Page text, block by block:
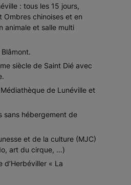
: tous les 15 jours,
Ombres chinoises et en
animale et salle multi
siècle de Saint Dié avec
de Lunéville et
sans hébergement de
et de la culture (MJC)
art du cirque, …)
d’Herbéviller « La